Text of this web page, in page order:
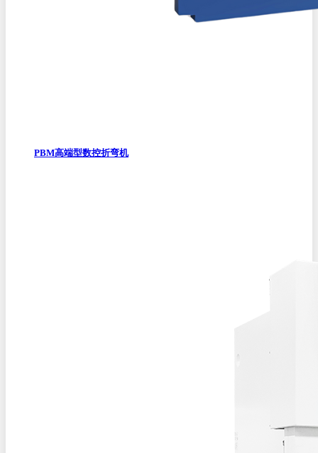
PBM高端型数控折弯机